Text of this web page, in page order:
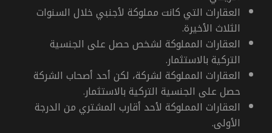
العقارات التي كانت مملوكة لأجنبي خلال السنوات
الثلاث الأخيرة.
العقارات المملوكة لشخص حصل على الجنسية
التركية بالاستثمار.
العقارات المملوكة لشركة، لكن أحد أصحاب الشركة
حصل على الجنسية التركية بالاستثمار.
العقارات المملوكة لأحد أقارب المشتري من الدرجة
الأولى.